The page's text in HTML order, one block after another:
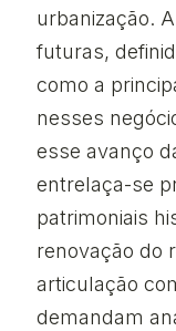
urbanização.
futuras,
como a
nesses
esse avanço
entrelaça-se
patrimoniais
renovação do
articulação
demandam